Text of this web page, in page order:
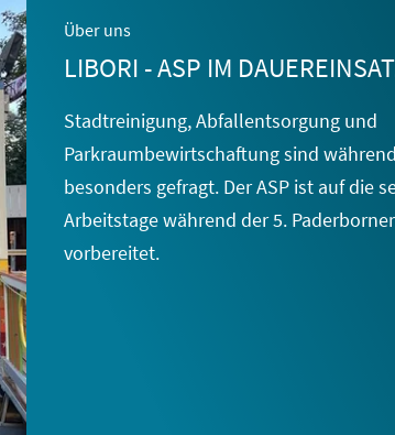
Über uns
LIBORI - ASP IM
Stadtreinigung, Abfallentsorgung und
Parkraumbewirtschaftung sind während
besonders gefragt. Der ASP istauf die
Arbeitstagewährend der 5.
vorbereitet.